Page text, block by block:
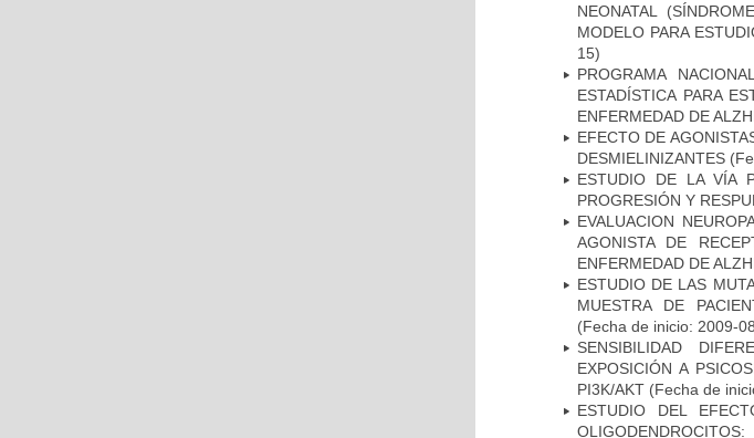
NEONATAL
MODELO PARA
15)
PROGRAMA
ESTADÍSTICA PARA
ENFERMEDAD DE
EFECTO DE
DESMIELINIZANTES
ESTUDIO DE LA VÍA
PROGRESIÓN Y
EVALUACION
AGONISTA DE
ENFERMEDAD DE
ESTUDIO DE LAS
MUESTRA DE
(Fecha de inicio: 2009-
SENSIBILIDAD
EXPOSICIÓN A
PI3K/AKT (Fecha de
ESTUDIO DEL